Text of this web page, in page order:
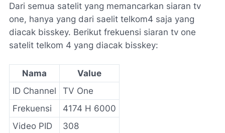
Dari semua satelit yang memancarkan siaran tv
one, hanya yang dari saelit telkom4 saja yang
diacak bisskey. Berikut frekuensi siaran tv one
satelit telkom 4 yang diacak bisskey:
Nama
Value
ID Channel
TV One
Frekuensi
4174 H 6000
Video PID
308